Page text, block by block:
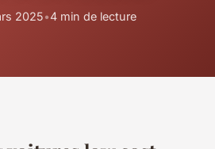
2025•4 min de lecture